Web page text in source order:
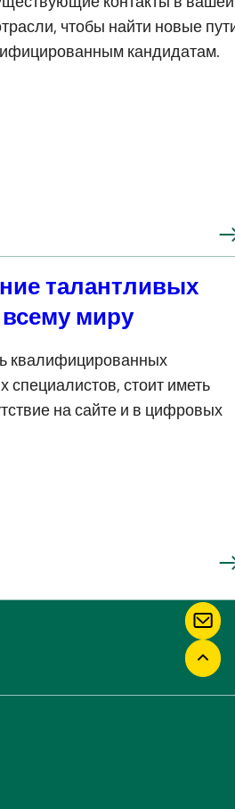
чтобы найти новые
кандидатам.
талантливых
миру
квалифицированных
стоит иметь
на сайте и в цифровых